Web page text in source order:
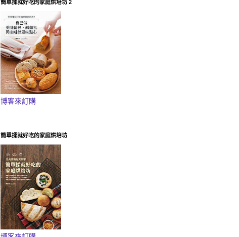
簡單揉就好吃的家庭烘培坊 2
博客來訂購
簡單揉就好吃的家庭烘培坊